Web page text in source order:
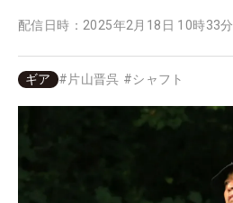
配信日時： 2025年2月18日 10時33分
ギア # 片山晋呉 #シャフト